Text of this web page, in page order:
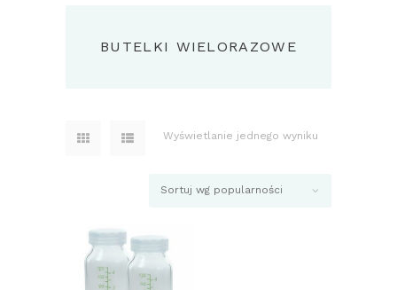
BUTELKI WIELORAZOWE
Wyświetlanie jednego wyniku